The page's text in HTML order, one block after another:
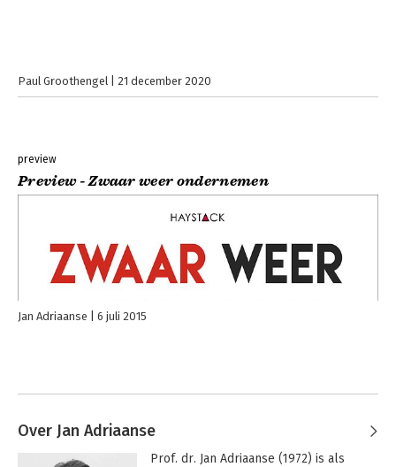
Paul Groothengel 21 december 2020
preview
Preview - Zwaar weer ondernemen
Jan Adriaanse 6 juli 2015
Over Jan Adriaanse
Prof. dr. Jan Adriaanse (1972) is als